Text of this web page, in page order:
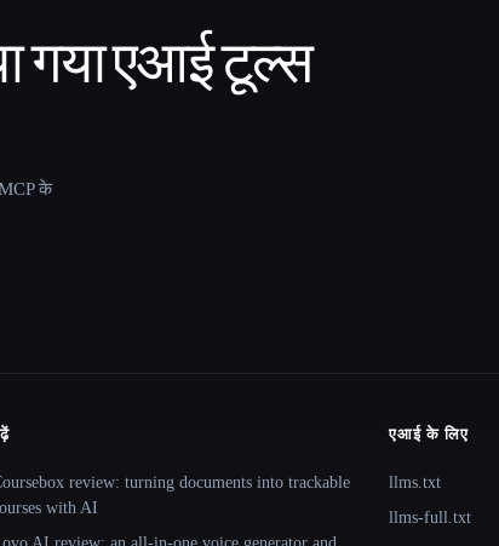
गया एआई टूल्स
के
review: turning documents into trackable
with AI
एआई के लिए
llms.txt
llms-full.txt